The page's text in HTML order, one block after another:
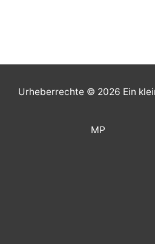
Urheberrechte © 2026 Ein
MP